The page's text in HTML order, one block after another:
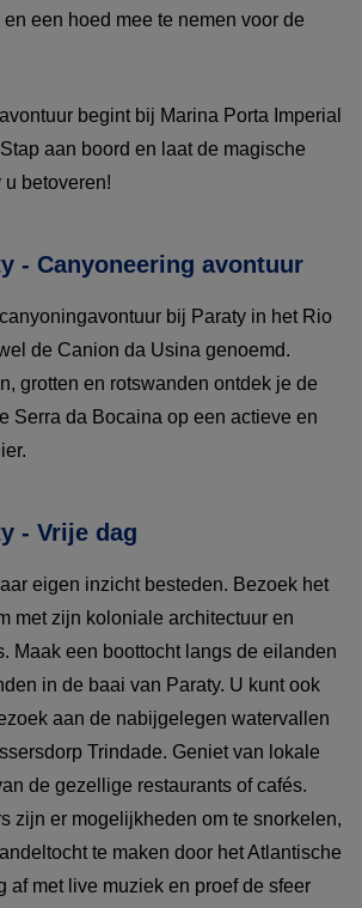
een hoed mee te nemen voor de
begint bij Marina Porta Imperial
aan boord en laat de magische
u betoveren!
- Canyoneering avontuur
bij Paraty in het Rio
de Canion da Usina genoemd.
grotten en rotswanden ontdek je de
Serra da Bocaina op een actieve en
- Vrije dag
eigen inzicht besteden. Bezoek het
met zijn koloniale architectuur en
Maak een boottocht langs de eilanden
in de baai van Paraty. U kunt ook
aan de nabijgelegen watervallen
Trindade. Geniet van lokale
de gezellige restaurants of cafés.
zijn er mogelijkheden om te snorkelen,
te maken door het Atlantische
af met live muziek en proef de sfeer